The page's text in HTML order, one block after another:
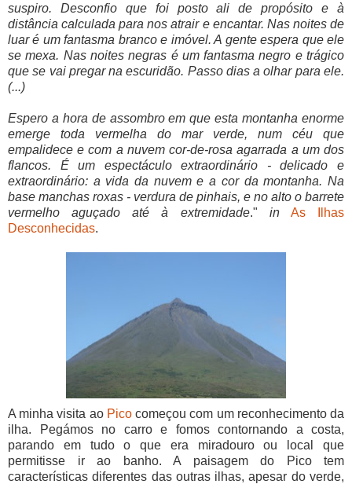
suspiro. Desconfio que foi posto ali de propósito e à
distância calculada para nos atrair e encantar. Nas noites de
luar é um fantasma branco e imóvel. A gente espera que ele
se mexa. Nas noites negras é um fantasma negro e trágico
que se vai pregar na escuridão. Passo dias a olhar para ele.
(...)
Espero a hora de assombro em que esta montanha enorme
emerge toda vermelha do mar verde, num céu que
empalidece e com a nuvem cor-de-rosa agarrada a um dos
flancos. É um espectáculo extraordinário - delicado e
extraordinário: a vida da nuvem e a cor da montanha. Na
base manchas roxas - verdura de pinhais, e no alto o barrete
vermelho aguçado até à extremidade." in
As Ilhas
Desconhecidas.
A minha visita ao Picocomeçou com um reconhecimento da
ilha. Pegámos no carro e fomos contornando a costa,
parando em tudo o que era miradouro ou local que
permitisse ir ao banho. A paisagem do Pico tem
características diferentes das outras ilhas, apesar do verde,